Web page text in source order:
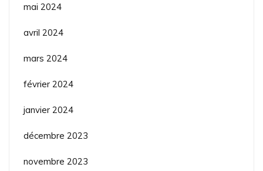
mai 2024
avril 2024
mars 2024
février 2024
janvier 2024
décembre 2023
novembre 2023